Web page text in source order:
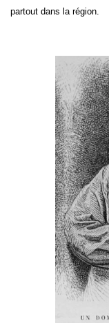
partout dans la région.